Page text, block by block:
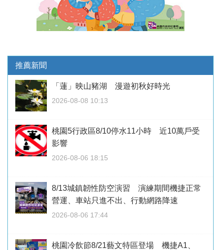
推薦新聞
「蓮」映山豬湖 漫遊初秋好時光
2026-08-08 10:13
桃園5行政區8/10停水11小時 近10萬戶受
影響
2026-08-06 18:15
8/13城鎮韌性防空演習 演練期間機捷正常
營運、車站只進不出、行動網路降速
2026-08-06 17:44
桃園冷飲節8/21藝文特區登場 機捷A1、